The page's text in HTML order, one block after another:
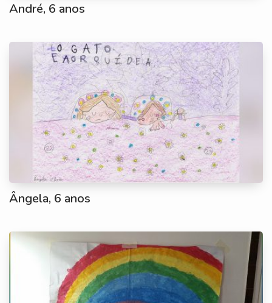
André, 6 anos
Ângela, 6 anos